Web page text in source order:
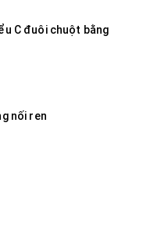
C đuôi chuột bằng
nối ren